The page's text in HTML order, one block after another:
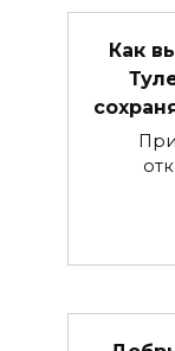
Как